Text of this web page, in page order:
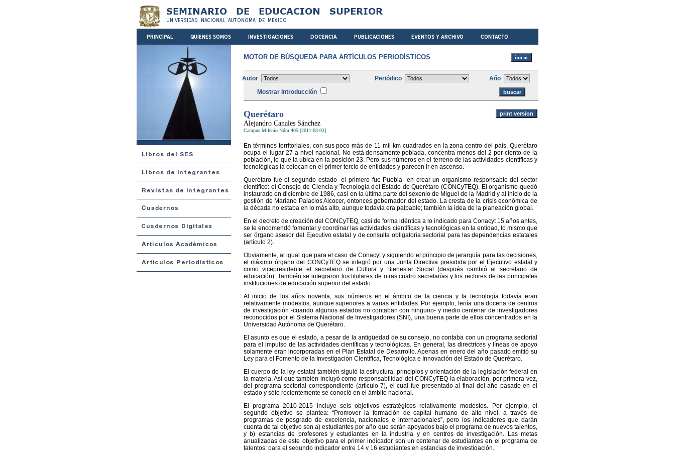
MOTOR DE BÚSQUEDA PARA ARTÍCULOS PERIODÍSTICOS
Autor Periódico
Año
Mostrar Introducción
Querétaro
Alejandro Canales Sánchez
Campus Milenio Núm 405 [2011-03-03]
En términos territoriales, con sus poco más de 11 mil km cuadrados en la zona centro del país, Querétaro
ocupa el lugar 27 a nivel nacional. No está densamente poblada, concentra menos del 2 por ciento de la
población, lo que la ubica en la posición 23. Pero sus números en el terreno de las actividades científicas y
tecnológicas la colocan en el primer tercio de entidades y parecen ir en ascenso.
Querétaro fue el segundo estado -el primero fue Puebla- en crear un organismo responsable del sector
científico: el Consejo de Ciencia y Tecnología del Estado de Querétaro (CONCyTEQ). El organismo quedó
instaurado en diciembre de 1986, casi en la última parte del sexenio de Miguel de la Madrid y al inicio de la
gestión de Mariano Palacios Alcocer, entonces gobernador del estado. La cresta de la crisis económica de
la década no estaba en lo más alto, aunque todavía era palpable; también la idea de la planeación global.
En el decreto de creación del CONCyTEQ, casi de forma idéntica a lo indicado para Conacyt 15 años antes,
se le encomendó fomentar y coordinar las actividades científicas y tecnológicas en la entidad, lo mismo que
ser órgano asesor del Ejecutivo estatal y de consulta obligatoria sectorial para las dependencias estatales
(artículo 2).
Obviamente, al igual que para el caso de Conacyt y siguiendo el principio de jerarquía para las decisiones,
el máximo órgano del CONCyTEQ se integró por una Junta Directiva presidida por el Ejecutivo estatal y
como vicepresidente el secretario de Cultura y Bienestar Social (después cambió al secretario de
educación). También se integraron los titulares de otras cuatro secretarías y los rectores de las principales
instituciones de educación superior del estado.
Al inicio de los años noventa, sus números en el ámbito de la ciencia y la tecnología todavía eran
relativamente modestos, aunque superiores a varias entidades. Por ejemplo, tenía una docena de centros
de investigación -cuando algunos estados no contaban con ninguno- y medio centenar de investigadores
reconocidos por el Sistema Nacional de Investigadores (SNI), una buena parte de ellos concentrados en la
Universidad Autónoma de Querétaro.
El asunto es que el estado, a pesar de la antigüedad de su consejo, no contaba con un programa sectorial
para el impulso de las actividades científicas y tecnológicas. En general, las directrices y líneas de apoyo
solamente eran incorporadas en el Plan Estatal de Desarrollo. Apenas en enero del año pasado emitió su
Ley para el Fomento de la Investigación Científica, Tecnológica e Innovación del Estado de Querétaro.
El cuerpo de la ley estatal también siguió la estructura, principios y orientación de la legislación federal en
la materia. Así que también incluyó como responsabilidad del CONCyTEQ la elaboración, por primera vez,
del programa sectorial correspondiente (artículo 7), el cual fue presentado al final del año pasado en el
estado y sólo recientemente se conoció en el ámbito nacional.
El programa 2010-2015 incluye seis objetivos estratégicos relativamente modestos. Por ejemplo, el
segundo objetivo se plantea: “Promover la formación de capital humano de alto nivel, a través de
programas de posgrado de excelencia, nacionales e internacionales”, pero los indicadores que darán
cuenta de tal objetivo son a) estudiantes por año que serán apoyados bajo el programa de nuevos talentos,
y b) estancias de profesores y estudiantes en la industria y en centros de investigación. Las metas
anualizadas de este objetivo para el primer indicador son un centenar de estudiantes en el programa de
talentos; para el segundo indicador entre 14 y 16 estudiantes en estancias de investigación.